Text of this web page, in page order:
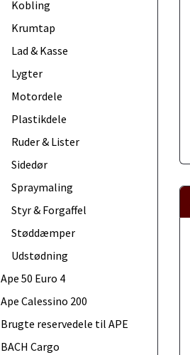
Kobling
Krumtap
Lad & Kasse
Lygter
Motordele
Plastikdele
Ruder & Lister
Sidedør
Spraymaling
Styr & Forgaffel
Støddæmper
Udstødning
Ape 50 Euro 4
Ape Calessino 200
Brugte reservedele til APE
BACH Cargo